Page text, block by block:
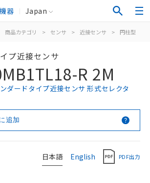
器 Japan
商品カテゴリ > センサ > 近接センサ > 円柱型
プ近接センサ
R 2M
ダードタイプ近接センサ 形式セレクタ
追加
日本語 English PDF出力